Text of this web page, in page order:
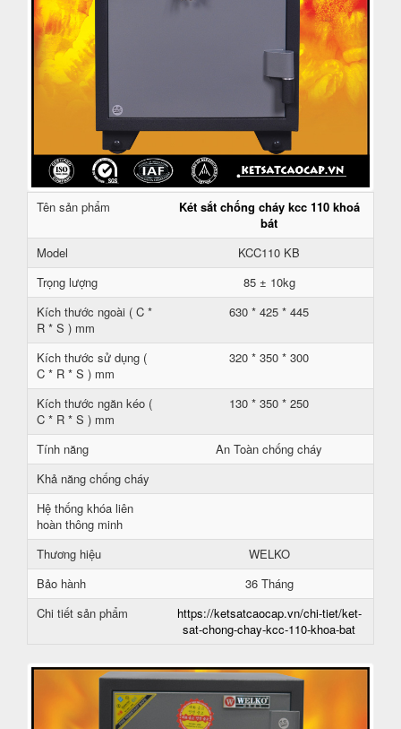
Tên sản phẩm
Két sắt chống cháy kcc 110 khoá
bát
Model
KCC110 KB
Trọng lượng
85 ± 10kg
Kích thước ngoài ( C *
R * S ) mm
630 * 425 * 445
Kích thước sử dụng (
C * R * S ) mm
320 * 350 * 300
Kích thước ngăn kéo (
C * R * S ) mm
130 * 350 * 250
Tính năng
An Toàn chống cháy
Khả năng chống cháy
Hệ thống khóa liên
hoàn thông minh
Thương hiệu
WELKO
Bảo hành
36 Tháng
Chi tiết sản phẩm
https://ketsatcaocap.vn/chi-tiet/ket-
sat-chong-chay-kcc-110-khoa-bat